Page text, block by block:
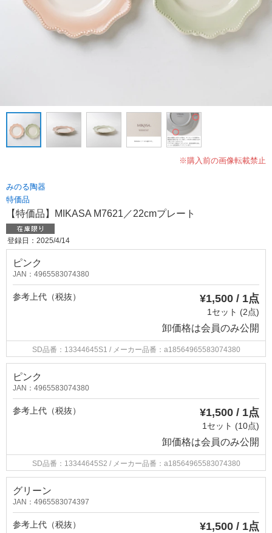
※購入前の画像転載禁止
みのる陶器
特価品
【特価品】MIKASA M7621／22cmプレート
登録日：2025/4/14
ピンク
JAN：4965583074380
参考上代（税抜） ¥1,500 / 1点
1セット (2点)
卸価格は会員のみ公開
SD品番：13344645S1 / メーカー品番：a18564965583074380
ピンク
JAN：4965583074380
参考上代（税抜） ¥1,500 / 1点
1セット (10点)
卸価格は会員のみ公開
SD品番：13344645S2 / メーカー品番：a18564965583074380
グリーン
JAN：4965583074397
参考上代（税抜） ¥1,500 / 1点